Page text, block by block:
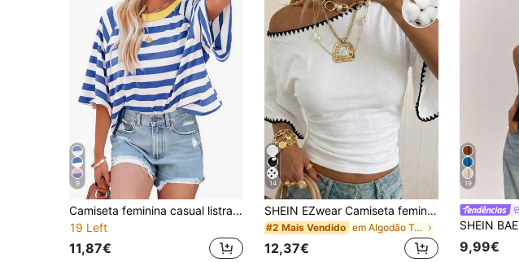
9
Camiseta feminina casual listrada de manga curta e gola redonda, estilo folgado, ideal para o verão.
19 Left
11,87€
14
SHEIN EZwear Camiseta feminina cropped de manga curta estilo morcego, 95% algodão branco, com bordado boêmio na barra - Perfeita para festivais country, férias de primavera e verão na praia, casamentos em ilhas tropicais com estilo boho, aniversários, festas de madrinhas, encontros românticos, convidadas de casamento sensuais, chá de panela, férias à beira-mar, estilo vintage de garota da ilha, clima romântico de férias, sul da França.
#2 Mais Vendido em Algodão T-Shirts Mulher
12,37€
19
9,99€